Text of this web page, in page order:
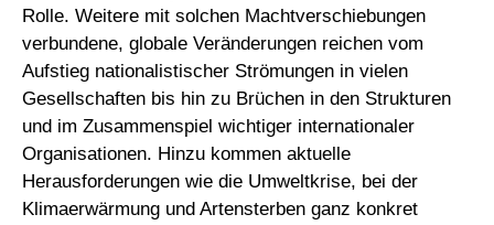
Rolle. Weitere mit solchen Machtverschiebungen
verbundene, globale Veränderungen reichen vom
Aufstieg nationalistischer Strömungen in vielen
Gesellschaften bis hin zu Brüchen in den Strukturen
und im Zusammenspiel wichtiger internationaler
Organisationen. Hinzu kommen aktuelle
Herausforderungen wie die Umweltkrise, bei der
Klimaerwärmung und Artensterben ganz konkret